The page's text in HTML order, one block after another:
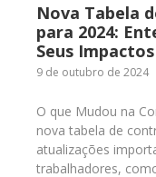
Nova Tabela
para 2024:
Seus Impactos
9 de outubro de 2024
O que Mudou na
nova tabela de
atualizações
trabalhadores,